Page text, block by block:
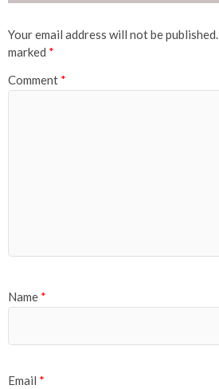
Your email address will not be published.
marked *
Comment *
Name *
Email *